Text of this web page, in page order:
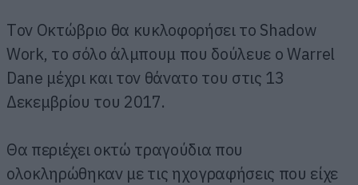
Tον Οκτώβριο θα κυκλοφορήσει το Shadow
Work, το σόλο άλμπουμ που δούλευε ο Warrel
Dane μέχρι και τον θάνατο του στις 13
Δεκεμβρίου του 2017.
Θα περιέχει οκτώ τραγούδια που
ολοκληρώθηκαν με τις ηχογραφήσεις που είχε